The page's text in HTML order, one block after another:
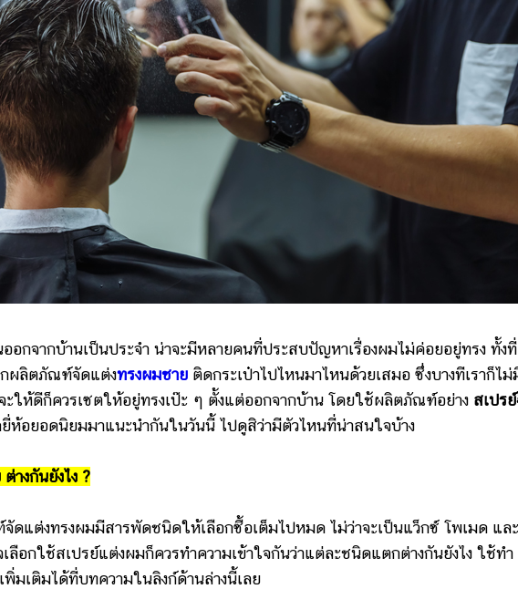
กบ้านเป็นประจำ น่าจะมีหลายคนที่ประสบปัญหาเรื่องผมไม่ค่อยอยู่ทรง ทั้งที่
กผลิตภัณฑ์จัดแต่งทรงผมชาย ติดกระเป๋าไปไหนมาไหนด้วยเสมอ ซึ่งบางทีเราก็ไม่
จะให้ดีก็ควรเซตให้อยู่ทรงเป๊ะ ๆ ตั้งแต่ออกจากบ้าน โดยใช้ผลิตภัณฑ์อย่าง สเปร
ห้อยอดนิยมมาแนะนำกันในวันนี้ ไปดูสิว่ามีตัวไหนที่น่าสนใจบ้าง
งกันยังไง ?
งทรงผมมีสารพัดชนิดให้เลือกซื้อเต็มไปหมด ไม่ว่าจะเป็นแว็กซ์ โพเมด แล
อกใช้สเปรย์แต่งผมก็ควรทำความเข้าใจกันว่าแต่ละชนิดแตกต่างกันยังไง ใช้ทำ
พิ่มเติมได้ที่บทความในลิงก์ด้านล่างนี้เลย